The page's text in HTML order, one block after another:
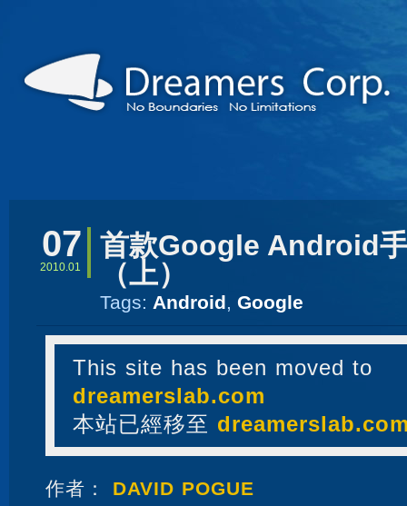
07
2010.01
首款Google Android
（上）
Tags: Android, Google
This site has been moved to
dreamerslab.com
本站已經移至
作者： DAVID POGUE